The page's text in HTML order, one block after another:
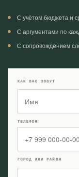
С учётом бюджета и
С аргументами по
С сопровождением
КАК ВАС ЗОВУТ
ТЕЛЕФОН
ГОРОД ИЛИ РАЙОН